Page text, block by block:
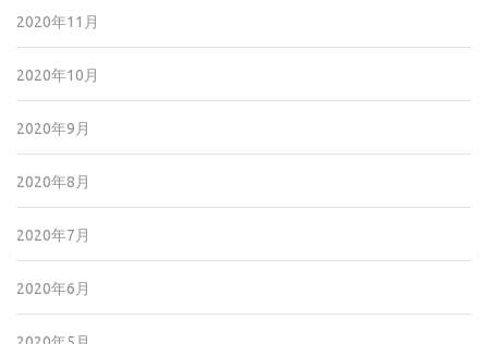
2020年11月
2020年10月
2020年9月
2020年8月
2020年7月
2020年6月